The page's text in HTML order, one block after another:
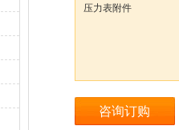
压力表附件
咨询订购